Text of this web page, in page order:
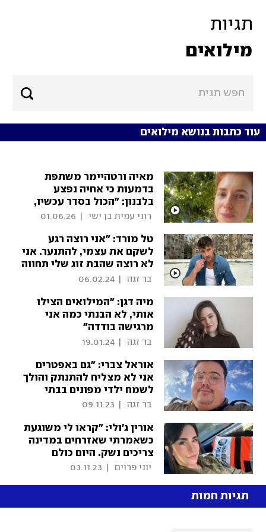
תגיות
מילואים
עוד כתבות בנושא מילואים
מאיה ורטהיימר משתפת
בדמעות כי אחיה נפצע
בלבנון: "הכול בסדר עכשיו,
אבל זו הייתה סטירה של
רוני עמית בן ישי 01.06.26
טל מורד: "אני רוצה רגע
לשקם את עצמי, להתנער. אני
לא רוצה שהבת זוג שלי תחווה
אותי ככה"
בר זגה 06.02.24
מיה דגן: "המילואים הצילו
אותי, לא הבנתי כמה אני
מרגישה בודדה"
בר זגה 19.01.24
אוראל צברי: "גם באפטרים
אני לא מצליח להתנתק והולך
לשמח ילדי מפונים בבתי
מלון"
בר זגה 09.11.23
אורין ג'ולי: "קראו לי משוגעת
כשאמרתי שאזרחים במדינה
צריכים נשק. היום כולם
שואלים אותי איך מוציאים
יוני פרוים 03.11.23
תגיות חמות